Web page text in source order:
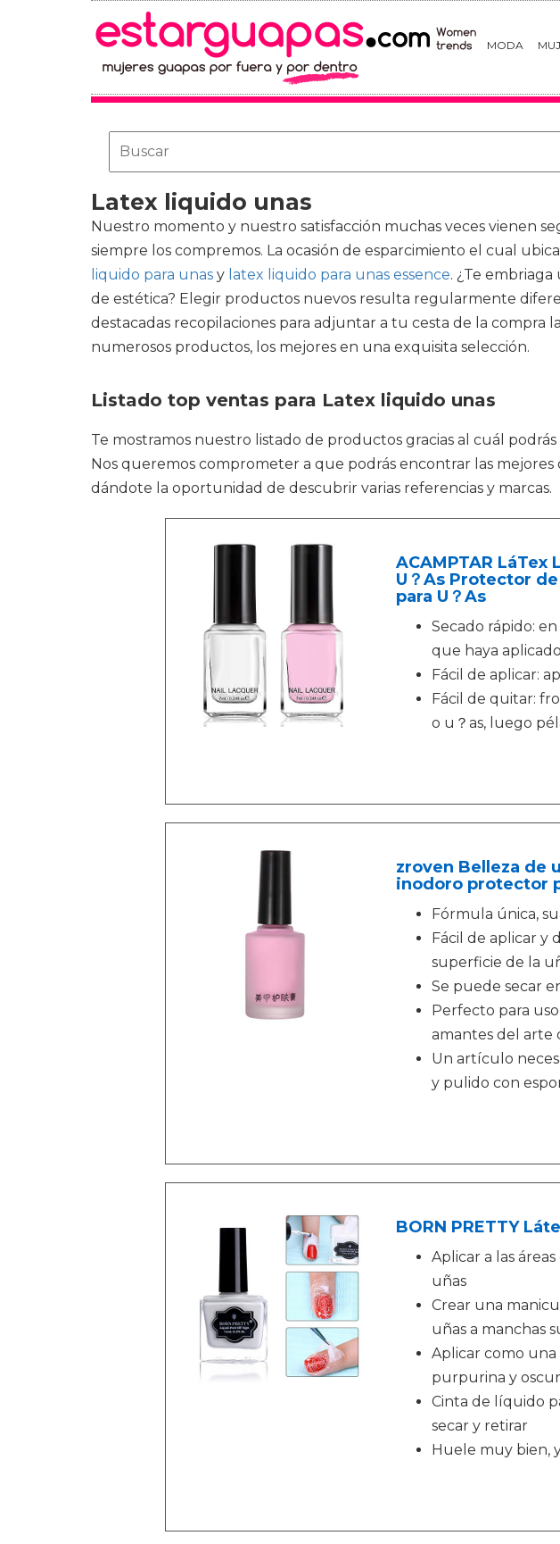
MODA
Latex liquido unas
Nuestro momento y nuestro satisfacción muchas veces vienen
siempre los compremos. La ocasión de esparcimiento el cual
liquido para unas y latex liquido para unas essence. ¿Te
de estética? Elegir productos nuevos resulta regularmente
destacadas recopilaciones para adjuntar a tu cesta de la compra
numerosos productos, los mejores en una exquisita selección.
Listado top ventas para Latex liquido unas
Te mostramos nuestro listado de productos gracias al cuál
Nos queremos comprometer a que podrás encontrar las
dándote la oportunidad de descubrir varias referencias y marcas.
ACAMPTAR
U？As Protector
para U？As
Secado rápido:
que haya
Fácil de aplicar:
Fácil de quitar:
o u？as, luego
zroven Belleza de
inodoro protector
Fórmula única,
Fácil de aplicar y
superficie de la
Se puede secar
Perfecto para
amantes del arte
Un artículo
y pulido con
BORN PRETTY
Aplicar a las
uñas
Crear una
uñas a manchas
Aplicar como una
purpurina y
Cinta de líquido
secar y retirar
Huele muy bien,